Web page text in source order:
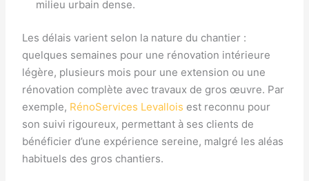
milieu urbain dense.
Les délais varient selon la nature du chantier :
quelques semaines pour une rénovation intérieure
légère, plusieurs mois pour une extension ou une
rénovation complète avec travaux de gros œuvre. Par
exemple, RénoServices Levallois est reconnu pour
son suivi rigoureux, permettant à ses clients de
bénéficier d’une expérience sereine, malgré les aléas
habituels des gros chantiers.